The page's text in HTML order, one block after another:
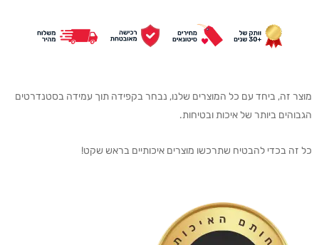
מוצר זה, ביחד עם כל המוצרים שלנו, נבחר בקפידה תוך עמידה בסטנדרטים
הגבוהים ביותר של איכות ובטיחות.
כל זה בכדי להבטיח שתרכשו מוצרים איכותיים בראש שקט!